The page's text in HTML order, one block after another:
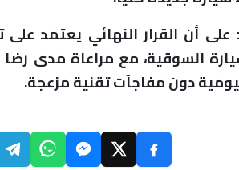
على أن القرار النهائي يعتمد
السوقية، مع مراعاة مدى رضا
دون مفاجآت تقنية مزعجة.